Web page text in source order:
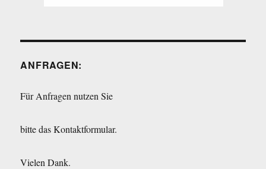
ANFRAGEN:
Für Anfragen nutzen Sie
bitte das Kontaktformular.
Vielen Dank.